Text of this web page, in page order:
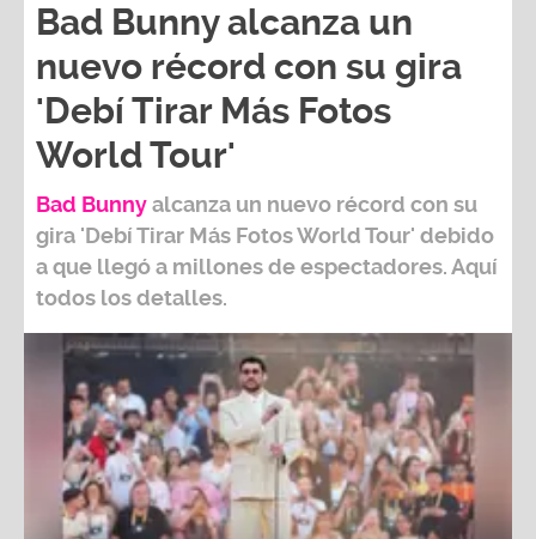
Bad Bunny alcanza un
nuevo récord con su gira
'Debí Tirar Más Fotos
World Tour'
Bad Bunnyalcanza un nuevo récord con su
gira 'Debí Tirar Más Fotos World Tour' debido
a que llegó a millones de espectadores. Aquí
todos los detalles.